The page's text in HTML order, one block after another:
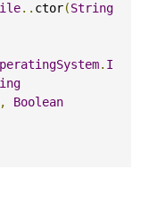
.. ctor(String
. I
,
Boolean
1 / WDS